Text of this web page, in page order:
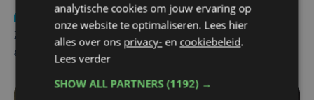
Update
za 1 augustus | 17:21
Zwaar ongeval op E403 in Izegem: drie rijstroken
afgesloten
analytische cookies om jouw ervaring op
onze website te optimaliseren. Lees hier
alles over ons privacy- en cookiebeleid.
Lees verder
SHOW ALL PARTNERS(1192) →